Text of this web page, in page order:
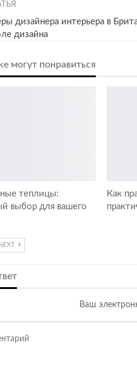
дизайнера интерьера в
дизайна
могут понравиться
теплицы:
выбор для вашего
Как
NEXT
Ваш